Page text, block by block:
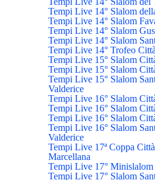
Tempi Live 14° Slalom
Tempi Live 14° Slalom
Tempi Live 14° Slalom
Tempi Live 14° Slalom
Tempi Live 14° Trofeo
Tempi Live 15° Slalom
Tempi Live 15° Slalom
Tempi Live 15° Slalom
Valderice
Tempi Live 16° Slalom
Tempi Live 16° Slalom
Tempi Live 16° Slalom
Tempi Live 16° Slalom
Valderice
Tempi Live 17ª Coppa
Marcellana
Tempi Live 17°
Tempi Live 17° Slalom